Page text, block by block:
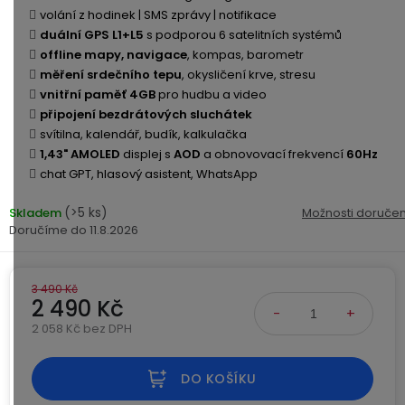
displejem
Příslušenství
Sada
se
2
bateriemi
Sada
se
3
bateriemi
Náhradní
příslušenství
systémy
Příslušenství
ke
kamerám
Paměti
úložiště
Paměťové
karty
Externí
disky
Napájecí
kabely
USB-
/
USB-
USB-
A
mini
Esenciální
Značky
ANRAN
volání z hodinek | SMS zprávy | notifikace
duální GPS L1+L5 s podporou 6 satelitních systémů
offline mapy, navigace, kompas, barometr
měření srdečního tepu, okysličení krve, stresu
vnitřní paměť 4GBpro hudbu a video
připojení bezdrátových sluchátek
svítilna, kalendář, budík, kalkulačka
1,43" AMOLED displej s AOD a obnovovací frekvencí 60Hz
chat GPT, hlasový asistent, WhatsApp
Skladem (>5 ks)
11.8.2026
Možnosti
3 490 Kč
2 490 Kč
2 058 Kč bez DPH
DO KOŠÍKU